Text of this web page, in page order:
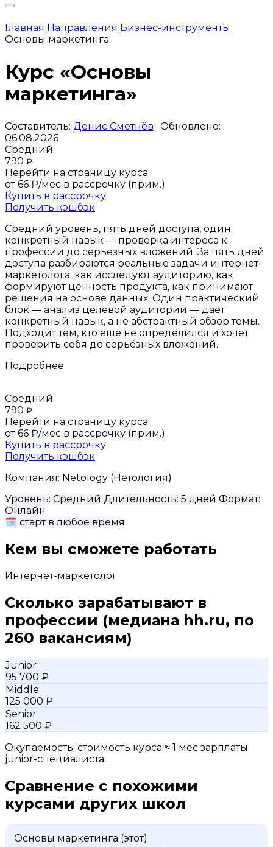
Главная Направления Бизнес-инструменты
Основы маркетинга
Курс «Основы
маркетинга»
Составитель: Денис Сметнёв · Обновлено:
06.08.2026
Средний
790 ₽
Перейти на страницу курса
от 66 ₽/мес в рассрочку (прим.)
Купить в рассрочку
Получить кэшбэк
Средний уровень, пять дней доступа, один
конкретный навык — проверка интереса к
профессии до серьёзных вложений. За пять дней
доступа разбираются реальные задачи интернет-
маркетолога: как исследуют аудиторию, как
формируют ценность продукта, как принимают
решения на основе данных. Один практический
блок — анализ целевой аудитории — даёт
конкретный навык, а не абстрактный обзор темы.
Подходит тем, кто ещё не определился и хочет
проверить себя до серьёзных вложений.
Подробнее
Средний
790 ₽
Перейти на страницу курса
от 66 ₽/мес в рассрочку (прим.)
Купить в рассрочку
Получить кэшбэк
Компания: Netology (Нетология)
Уровень: Средний Длительность: 5 дней Формат:
Онлайн
🗓 старт в любое время
Кем вы сможете работать
Интернет-маркетолог
Сколько зарабатывают в
профессии (медиана hh.ru, по
260 вакансиям)
Junior
95 700 ₽
Middle
125 000 ₽
Senior
162 500 ₽
Окупаемость: стоимость курса ≈ 1 мес зарплаты
junior-специалиста.
Сравнение с похожими
курсами других школ
Основы маркетинга (этот)